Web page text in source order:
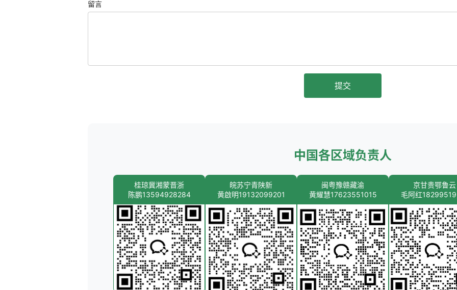
留言
提交
中国各区域负责人
桂琼冀湘蒙晋浙
陈鹏13594928284
皖苏宁青陕新
黄啟明19132099201
闽粤豫赣藏渝
黄耀慧17623551015
京甘贵鄂鲁云
毛阿红